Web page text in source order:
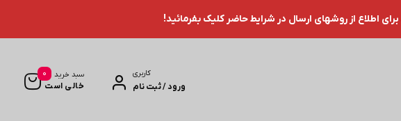
اطلاع از روشهای ارسال در شرایط حاضر کلیک بفرمائید!
کاربری
ورود / ثبت نام
سبد خرید
خالی است
0